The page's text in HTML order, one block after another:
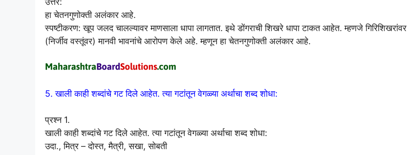
हा चेतनगुणोक्ती अलंकार आहे.
स्पष्टीकरण: खूप जलद चालल्यावर माणसाला धापा लागतात. इथे डोंगराची शिखरे धापा टाकत आहेत. म्हणजे गिरिशिखरांवर
(निर्जीव वस्तूंवर) मानवी भावनांचे आरोपण केले अहे. म्हणून हा चेतनगुणोक्ती अलंकार आहे.
5. खाली काही शब्दांचे गट दिले आहेत. त्या गटांतून वेगळ्या अर्थाचा शब्द शोधा:
प्रश्न 1.
खाली काही शब्दांचे गट दिले आहेत. त्या गटांतून वेगळ्या अर्थाचा शब्द शोधा:
उदा., मित्र – दोस्त, मैत्री, सखा, सोबती